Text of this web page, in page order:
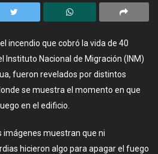
incendio que cobró la vida de 40
Instituto Nacional de Migración (INM)
fueron revelados por distintos
se muestra el momento en que
en el edificio.
imágenes muestran que ni
hicieron algo para apagar el fuego